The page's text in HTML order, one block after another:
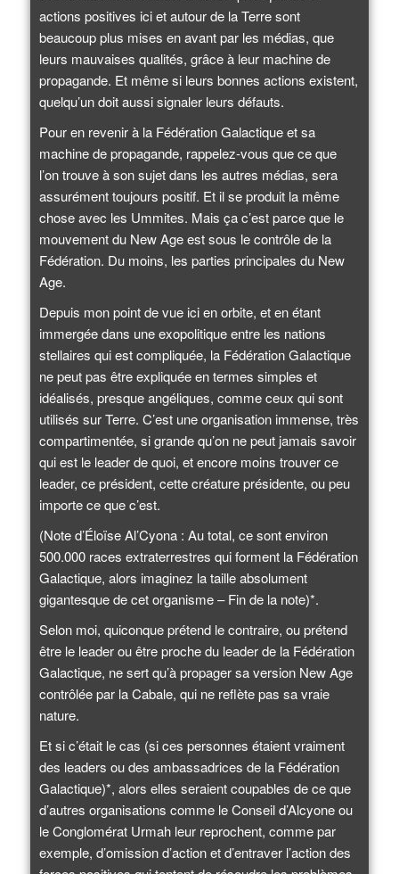
actions positives ici et autour de la Terre sont
beaucoup plus mises en avant par les médias, que
leurs mauvaises qualités, grâce à leur machine de
propagande. Et même si leurs bonnes actions existent,
quelqu’un doit aussi signaler leurs défauts.
Pour en revenir à la Fédération Galactique et sa
machine de propagande, rappelez-vous que ce que
l’on trouve à son sujet dans les autres médias, sera
assurément toujours positif. Et il se produit la même
chose avec les Ummites. Mais ça c’est parce que le
mouvement du New Age est sous le contrôle de la
Fédération. Du moins, les parties principales du New
Age.
Depuis mon point de vue ici en orbite, et en étant
immergée dans une exopolitique entre les nations
stellaires qui est compliquée, la Fédération Galactique
ne peut pas être expliquée en termes simples et
idéalisés, presque angéliques, comme ceux qui sont
utilisés sur Terre. C’est une organisation immense, très
compartimentée, si grande qu’on ne peut jamais savoir
qui est le leader de quoi, et encore moins trouver ce
leader, ce président, cette créature présidente, ou peu
importe ce que c’est.
(Note d’Éloïse Al’Cyona : Au total, ce sont environ
500.000 races extraterrestres qui forment la Fédération
Galactique, alors imaginez la taille absolument
gigantesque de cet organisme – Fin de la note)*.
Selon moi, quiconque prétend le contraire, ou prétend
être le leader ou être proche du leader de la Fédération
Galactique, ne sert qu’à propager sa version New Age
contrôlée par la Cabale, qui ne reflète pas sa vraie
nature.
Et si c’était le cas (si ces personnes étaient vraiment
des leaders ou des ambassadrices de la Fédération
Galactique)*, alors elles seraient coupables de ce que
d’autres organisations comme le Conseil d’Alcyone ou
le Conglomérat Urmah leur reprochent, comme par
exemple, d’omission d’action et d’entraver l’action des